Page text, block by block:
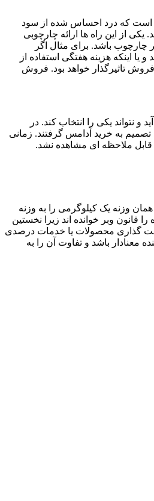
است که درد احساس شده از سود
از این راه ها ارائه چارچوبی
چارچوب باشد. برای مثال اگر
بیان این عدد می توانید به او بگویید که برای هر ماه فقط کافی است 50 هزار تومان بپردازید و یا اینکه هزینه هفتگی استفاده از
نیز اهمیت فراوانی دارد. برای مثال به جای «5 هزار تومان» گفتن «تنها 5 هزار تومان» روی فروش تاثیرگذار خواهد بود. فروش
نتواند یکی را انتخاب کند. در
شد که یا یک بسته آدامسی را که به آنها ارائه شده بود بخرند یا پول خود را نگه دارند. تنها 46 درصد از افراد تصمیم به خرید آدامس گرفتند. زمانی
وزنه یک کیلوگرمی را به وزنه
وبر خوانده اند زیرا نخستین
گذاری محصولات یا خدمات درصدی
باشد و تفاوت آن را به